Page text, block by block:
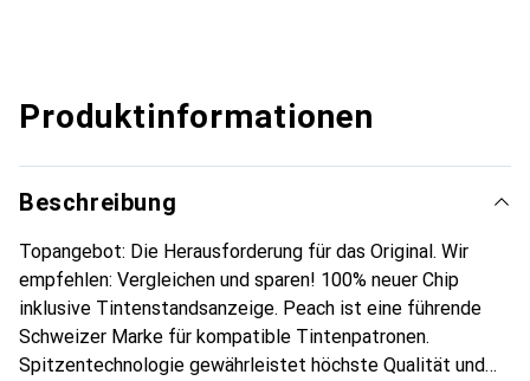
Produktinformationen
Beschreibung
Topangebot: Die Herausforderung für das Original. Wir
empfehlen: Vergleichen und sparen! 100% neuer Chip
inklusive Tintenstandsanzeige. Peach ist eine führende
Schweizer Marke für kompatible Tintenpatronen.
Spitzentechnologie gewährleistet höchste Qualität und